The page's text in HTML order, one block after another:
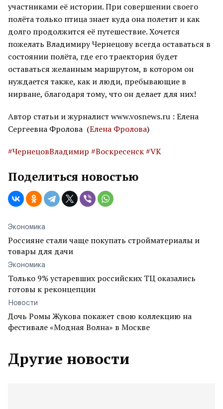
участниками её истории. При совершении своего
полёта только птица знает куда она полетит и как
долго продолжится её путешествие. Хочется
пожелать Владимиру Чернецову всегда оставаться в
состоянии полёта, где его траектория будет
оставаться желанным маршрутом, в котором он
нуждается также, как и люди, пребывающие в
нирване, благодаря тому, что он делает для них!
Автор статьи и журналист www.vosnews.ru : Елена
Сергеевна Фролова (Елена Фролова)
#ЧернецовВладимир #Воскресенск#VK
Поделиться новостью
Экономика
Россияне стали чаще покупать стройматериалы и
товары для дачи
Экономика
Только 9% устаревших российских ТЦ оказались
готовы к реконцепции
Новости
Дочь Ромы Жукова покажет свою коллекцию на
фестивале «Модная Волна» в Москве
Другие новости